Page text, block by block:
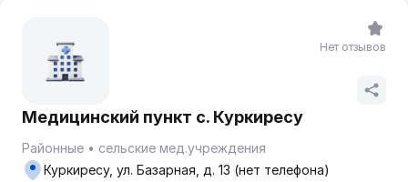
Медицинский пункт с. Куркиресу
Районные
сельские мед.учреждения
Куркиресу, ул. Базарная, д. 13 (нет телефона)
Нет отзывов